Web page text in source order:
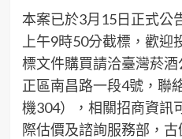
本案已於3月15日正式公
上午9時50分截標，歡
標文件購買請洽臺灣菸
正區南昌路一段4號，聯
機304），相關招商資訊
際估價及諮詢服務部，